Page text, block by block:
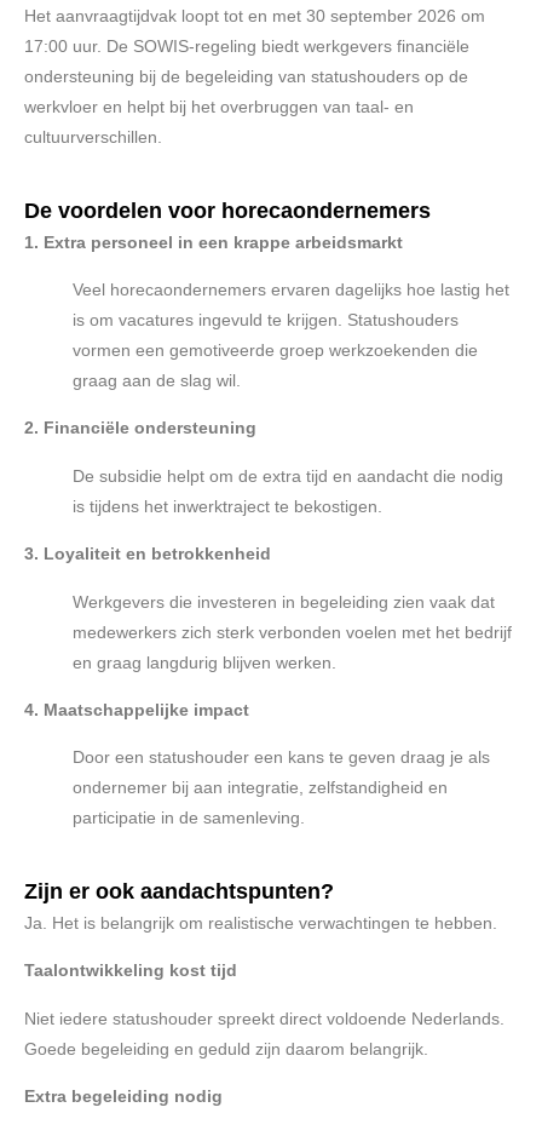
Het aanvraagtijdvak loopt tot en met 30 september 2026 om
17:00 uur. De SOWIS-regeling biedt werkgevers financiële
ondersteuning bij de begeleiding van statushouders op de
werkvloer en helpt bij het overbruggen van taal- en
cultuurverschillen.
De voordelen voor horecaondernemers
1. Extra personeel in een krappe arbeidsmarkt
Veel horecaondernemers ervaren dagelijks hoe lastig het
is om vacatures ingevuld te krijgen. Statushouders
vormen een gemotiveerde groep werkzoekenden die
graag aan de slag wil.
2. Financiële ondersteuning
De subsidie helpt om de extra tijd en aandacht die nodig
is tijdens het inwerktraject te bekostigen.
3. Loyaliteit en betrokkenheid
Werkgevers die investeren in begeleiding zien vaak dat
medewerkers zich sterk verbonden voelen met het bedrijf
en graag langdurig blijven werken.
4. Maatschappelijke impact
Door een statushouder een kans te geven draag je als
ondernemer bij aan integratie, zelfstandigheid en
participatie in de samenleving.
Zijn er ook aandachtspunten?
Ja. Het is belangrijk om realistische verwachtingen te hebben.
Taalontwikkeling kost tijd
Niet iedere statushouder spreekt direct voldoende Nederlands.
Goede begeleiding en geduld zijn daarom belangrijk.
Extra begeleiding nodig